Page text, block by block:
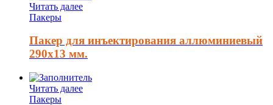
Читать далее
Пакеры
Пакер для инъектирования аллюминиевый
290х13 мм.
Читать далее
Пакеры